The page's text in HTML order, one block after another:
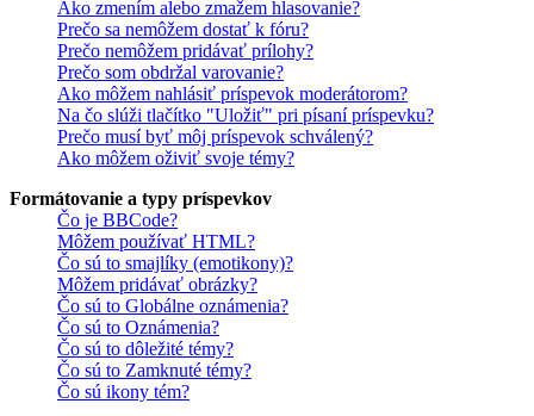
Ako zmením alebo zmažem hlasovanie?
Prečo sa nemôžem dostať k fóru?
Prečo nemôžem pridávať prílohy?
Prečo som obdržal varovanie?
Ako môžem nahlásiť príspevok moderátorom?
Na čo slúži tlačítko "Uložiť" pri písaní príspevku?
Prečo musí byť môj príspevok schválený?
Ako môžem oživiť svoje témy?
Formátovanie a typy príspevkov
Čo je BBCode?
Môžem používať HTML?
Čo sú to smajlíky (emotikony)?
Môžem pridávať obrázky?
Čo sú to Globálne oznámenia?
Čo sú to Oznámenia?
Čo sú to dôležité témy?
Čo sú to Zamknuté témy?
Čo sú ikony tém?